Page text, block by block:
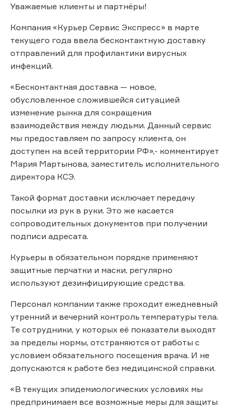
Уважаемые клиенты и партнёры!
Компания «Курьер Сервис Экспресс» в марте
текущего года ввела бесконтактную доставку
отправлений для профилактики вирусных
инфекций.
«Бесконтактная доставка — новое,
обусловленное сложившейся ситуацией
изменение рынка для сокращения
взаимодействия между людьми. Данный сервис
мы предоставляем по запросу клиента, он
доступен на всей территории РФ»,- комментирует
Мария Мартынова, заместитель исполнительного
директора КСЭ.
Такой формат доставки исключает передачу
посылки из рук в руки. Это же касается
сопроводительных документов при получении
подписи адресата.
Курьеры в обязательном порядке применяют
защитные перчатки и маски, регулярно
используют дезинфицирующие средства.
Персонал компании также проходит ежедневный
утренний и вечерний контроль температуры тела.
Те сотрудники, у которых её показатели выходят
за пределы нормы, отстраняются от работы с
условием обязательного посещения врача. И не
допускаются к работе без медицинской справки.
«В текущих эпидемиологических условиях мы
предпринимаем все возможные меры для защиты